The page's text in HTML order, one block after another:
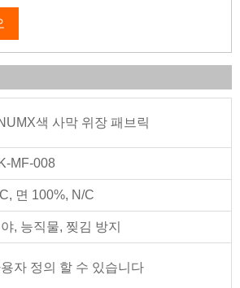
색 사막 위장 패브릭
MF-008
면 100%, N/C
, 능직물, 찢김 방지
자 정의 할 수 있습니다